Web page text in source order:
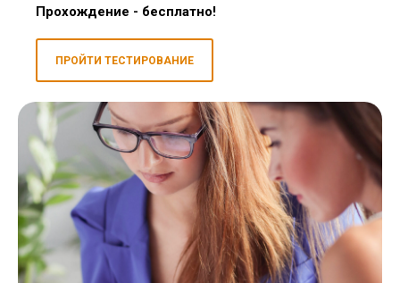
Прохождение - бесплатно!
ПРОЙТИ ТЕСТИРОВАНИЕ